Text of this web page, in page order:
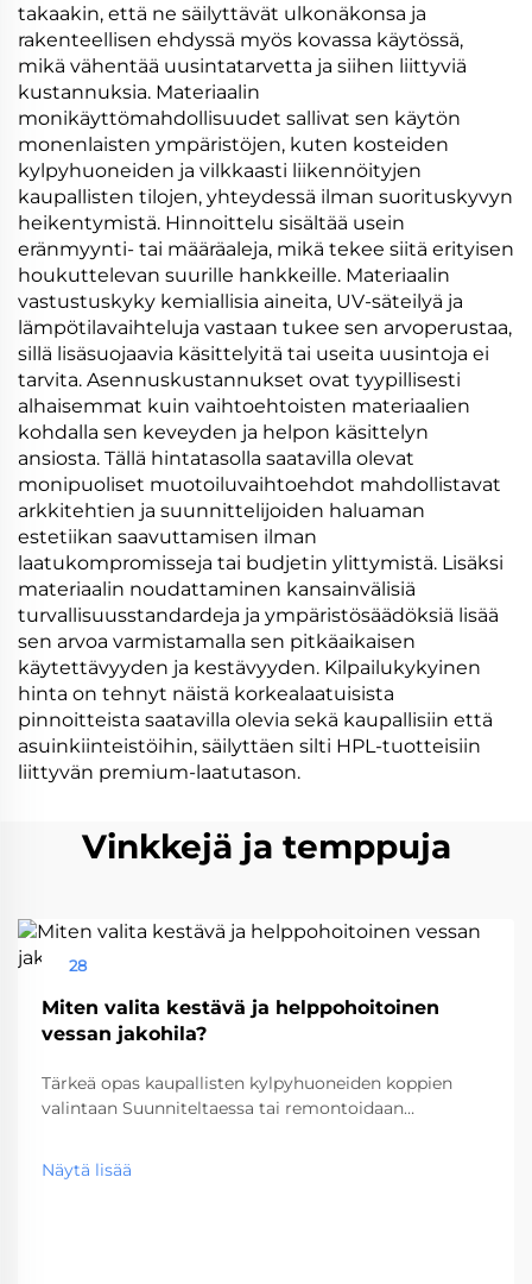
takaakin, että ne säilyttävät ulkonäkonsa ja
rakenteellisen ehdyssä myös kovassa käytössä,
mikä vähentää uusintatarvetta ja siihen liittyviä
kustannuksia. Materiaalin
monikäyttömahdollisuudet sallivat sen käytön
monenlaisten ympäristöjen, kuten kosteiden
kylpyhuoneiden ja vilkkaasti liikennöityjen
kaupallisten tilojen, yhteydessä ilman suorituskyvyn
heikentymistä. Hinnoittelu sisältää usein
eränmyynti- tai määräaleja, mikä tekee siitä erityisen
houkuttelevan suurille hankkeille. Materiaalin
vastustuskyky kemiallisia aineita, UV-säteilyä ja
lämpötilavaihteluja vastaan tukee sen arvoperustaa,
sillä lisäsuojaavia käsittelyitä tai useita uusintoja ei
tarvita. Asennuskustannukset ovat tyypillisesti
alhaisemmat kuin vaihtoehtoisten materiaalien
kohdalla sen keveyden ja helpon käsittelyn
ansiosta. Tällä hintatasolla saatavilla olevat
monipuoliset muotoiluvaihtoehdot mahdollistavat
arkkitehtien ja suunnittelijoiden haluaman
estetiikan saavuttamisen ilman
laatukompromisseja tai budjetin ylittymistä. Lisäksi
materiaalin noudattaminen kansainvälisiä
turvallisuusstandardeja ja ympäristösäädöksiä lisää
sen arvoa varmistamalla sen pitkäaikaisen
käytettävyyden ja kestävyyden. Kilpailukykyinen
hinta on tehnyt näistä korkealaatuisista
pinnoitteista saatavilla olevia sekä kaupallisiin että
asuinkiinteistöihin, säilyttäen silti HPL-tuotteisiin
liittyvän premium-laatutason.
Vinkkejä ja temppuja
28
Miten valita kestävä ja helppohoitoinen
vessan jakohila?
Tärkeä opas kaupallisten kylpyhuoneiden koppien
valintaan Suunniteltaessa tai remontoidaan
kriittinen päätös, joka vaikuttaa sekä
toiminnallisuuteen että pitkän aikavälin
Näytä lisää